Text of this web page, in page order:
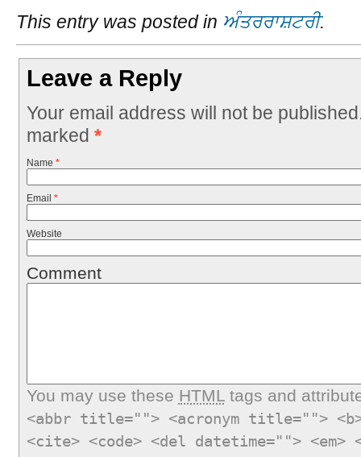
This entry was posted in ਅੰਤਰਰਾਸ਼ਟਰੀ.
Leave a Reply
Your email address will not be
marked *
Name *
Email *
Website
Comment
You may use these HTMLtags and
<abbr title=""> <acronym title="">
<cite> <code> <del datetime="">